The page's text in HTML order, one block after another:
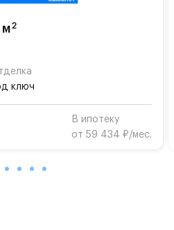
частной гимназии
озеленённые
въезд
2r1493351#
м2
ключ
В ипотеку
от 59 434 ₽/мес.